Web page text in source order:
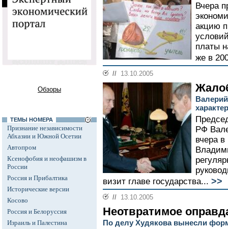
Обзоры
ТЕМЫ НОМЕРА
Признание независимости
Абхазии и Южной Осетии
Автопром
Ксенофобия и неофашизм в
России
Россия и Прибалтика
Исторические версии
Косово
Россия и Белоруссия
Израиль и Палестина
Вчера
акцию
платы
же в
// 13.10.2005
РФ
вчера
визит главе государства... >>
// 13.10.2005
Неотвратимое
По делу Худякова вынесли